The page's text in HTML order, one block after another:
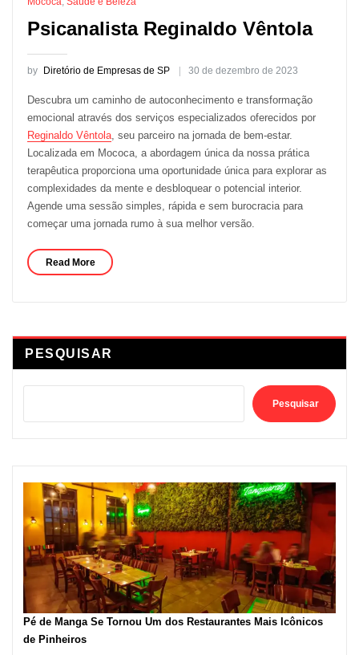
Psicanalista Reginaldo Vêntola
by Diretório de Empresas de SP 30 de dezembro de 2023
Descubra um caminho de autoconhecimento e transformação
emocional através dos serviços especializados oferecidos por
Reginaldo Vêntola, seu parceiro na jornada de bem-estar.
Localizada em Mococa, a abordagem única da nossa prática
terapêutica proporciona uma oportunidade única para explorar as
complexidades da mente e desbloquear o potencial interior.
Agende uma sessão simples, rápida e sem burocracia para
começar uma jornada rumo à sua melhor versão.
Read More
PESQUISAR
Pesquisar
Pé de Manga Se Tornou Um dos Restaurantes Mais Icônicos
de Pinheiros